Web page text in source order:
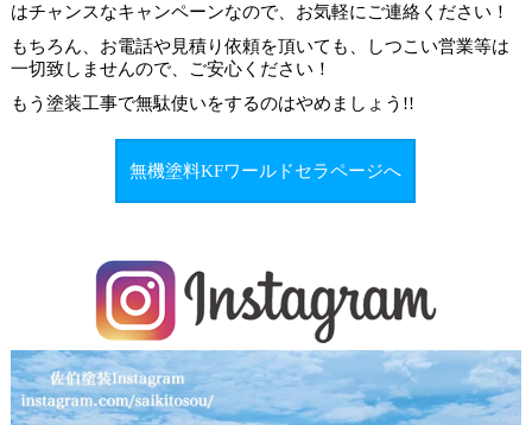
はチャンスなキャンペーンなので、お気軽にご連絡ください！
もちろん、お電話や見積り依頼を頂いても、しつこい営業等は
一切致しませんので、ご安心ください！
もう塗装工事で無駄使いをするのはやめましょう !!
無機塗料KFワールドセラページへ